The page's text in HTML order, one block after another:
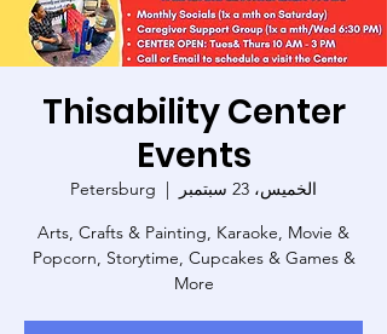
Thisability Center
Events
الخميس، 23 سبتمبر
  |
Petersburg
Arts, Crafts & Painting, Karaoke, Movie &
Popcorn, Storytime, Cupcakes & Games &
More